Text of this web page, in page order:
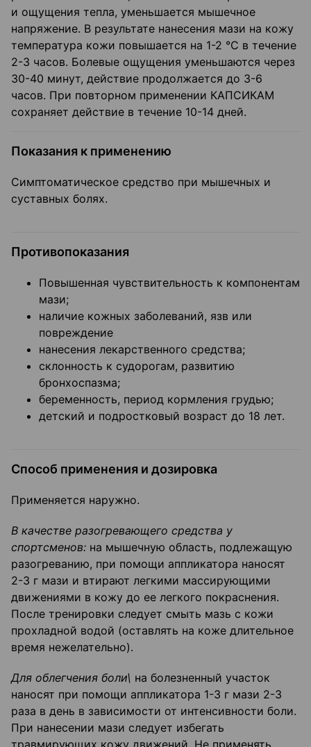
и ощущения тепла, уменьшается мышечное
напряжение. В результате нанесения мази на кожу
температура кожи повышается на 1-2 °C в течение
2-3 часов. Болевые ощущения уменьшаются через
30-40 минут, действие продолжается до 3-6
часов. При повторном применении КАПСИКАМ
сохраняет действие в течение 10-14 дней.
Показания к применению
Симптоматическое средство при мышечных и
суставных болях.
Противопоказания
Повышенная чувствительность к компонентам
мази;
наличие кожных заболеваний, язв или
повреждение
нанесения лекарственного средства;
склонность к судорогам, развитию
бронхоспазма;
беременность, период кормления грудью;
детский и подростковый возраст до 18 лет.
Способ применения и дозировка
Применяется наружно.
В качестве разогревающего средства у
спортсменов: на мышечную область, подлежащую
разогреванию, при помощи аппликатора наносят
2-3 г мази и втирают легкими массирующими
движениями в кожу до ее легкого покраснения.
После тренировки следует смыть мазь с кожи
прохладной водой (оставлять на коже длительное
время нежелательно).
Для облегчения боли\ на болезненный участок
наносят при помощи аппликатора 1-3 г мази 2-3
раза в день в зависимости от интенсивности боли.
При нанесении мази следует избегать